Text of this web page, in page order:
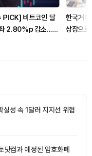
PICK] 비트코인 달
2.80%p 감소...코
한국거
상장으
실성 속 1달러 지지선 위협
닷컴과 예정된 암호화폐